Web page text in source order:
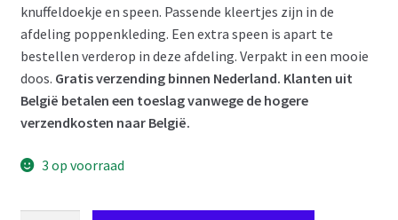
knuffeldoekje en speen. Passende kleertjes zijn in de
afdeling poppenkleding. Een extra speen is apart te
bestellen verderop in deze afdeling. Verpakt in een mooie
doos. Gratis verzending binnen Nederland. Klanten uit
België betalen een toeslag vanwege de hogere
verzendkosten naar België.
3 op voorraad